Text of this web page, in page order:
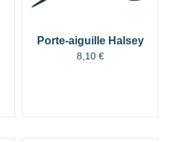
Porte-aiguille Halsey
8,10 €